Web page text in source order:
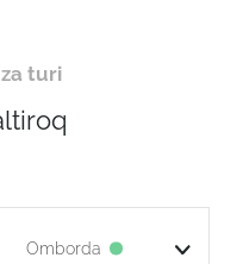
turi
Omborda